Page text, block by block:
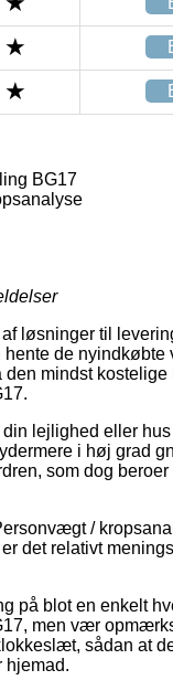
BG17
løsninger til
de
mindst
lejlighed eller
i høj grad
som dog
/
det relativt
på blot en enkelt
men vær
sådan at
hjemad.